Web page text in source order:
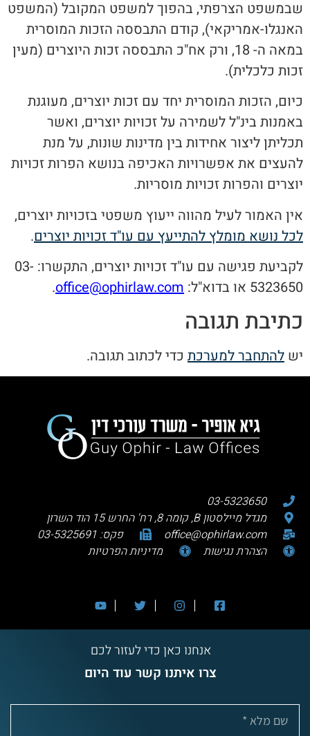
שבמשפט הצרפתי, בהפוך למשפט המקובל (המשפט
האנגלו-אמריקאי), קודם התבססה הזכות המוסרית
במאה ה- 18, ורק אח"כ התבססה זכות היוצרים (מעין
זכות כלכלית).
כיום, הזכות המוסרית יחד עם זכות יוצרים, מעוגנת
באמנות בינ"ל לשמירה על זכויות יוצרים, ואשר
תכליתן ליצור אחידות בין מדינות שונות, על מנת
להעצים את אפשרויות האכיפה בנושא הפרות זכויות
יוצרים והפרות זכויות מוסריות.
אין האמור לעיל מהווה ייעוץ משפטי בזכויות יוצרים,
לכל נושא מומלץ להתייעץ עם עו"ד זכויות יוצרים.
לקביעת פגישה עם עו"ד זכויות יוצרים, התקשרו: 03-
5323650 או בדוא"ל:
office@ophirlaw.com
.
כתיבת תגובה
יש להתחבר למערכת כדי לכתוב תגובה.
03-5323650
מגדל מיילסטון B, קומה 8, רח' החרש 15 הוד השרון
office@ophirlaw.com
פקס: 03-5325691
הצהרת נגישות
מדיניות הפרטיות
אנחנו כאן כדי לעזור לכם
צרו איתנו קשר עוד היום